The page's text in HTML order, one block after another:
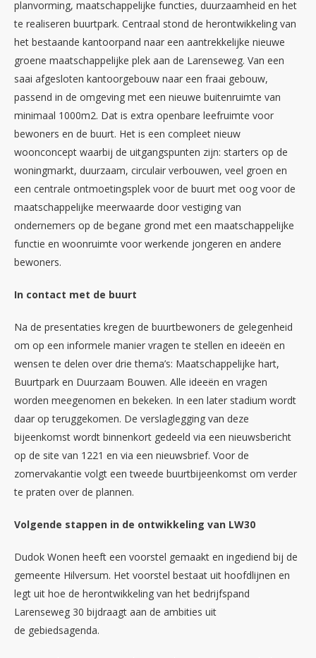
planvorming, maatschappelijke functies, duurzaamheid en het
te realiseren buurtpark. Centraal stond de herontwikkeling van
het bestaande kantoorpand naar een aantrekkelijke nieuwe
groene maatschappelijke plek aan de Larenseweg. Van een
saai afgesloten kantoorgebouw naar een fraai gebouw,
passend in de omgeving met een nieuwe buitenruimte van
minimaal 1000m2. Dat is extra openbare leefruimte voor
bewoners en de buurt. Het is een compleet nieuw
woonconcept waarbij de uitgangspunten zijn: starters op de
woningmarkt, duurzaam, circulair verbouwen, veel groen en
een centrale ontmoetingsplek voor de buurt met oog voor de
maatschappelijke meerwaarde door vestiging van
ondernemers op de begane grond met een maatschappelijke
functie en woonruimte voor werkende jongeren en andere
bewoners.
In contact met de buurt
Na de presentaties kregen de buurtbewoners de gelegenheid
om op een informele manier vragen te stellen en ideeën en
wensen te delen over drie thema’s: Maatschappelijke hart,
Buurtpark en Duurzaam Bouwen. Alle ideeën en vragen
worden meegenomen en bekeken. In een later stadium wordt
daar op teruggekomen. De verslaglegging van deze
bijeenkomst wordt binnenkort gedeeld via een nieuwsbericht
op de site van 1221 en via een nieuwsbrief. Voor de
zomervakantie volgt een tweede buurtbijeenkomst om verder
te praten over de plannen.
Volgende stappen in de ontwikkeling van LW30
Dudok Wonen heeft een voorstel gemaakt en ingediend bij de
gemeente Hilversum. Het voorstel bestaat uit hoofdlijnen en
legt uit hoe de herontwikkeling van het bedrijfspand
Larenseweg 30 bijdraagt aan de ambities uit
de gebiedsagenda.